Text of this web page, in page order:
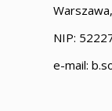
NIP:
e-mail: